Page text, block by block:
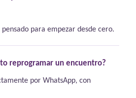
para empezar desde cero.
reprogramar un encuentro?
por WhatsApp, con